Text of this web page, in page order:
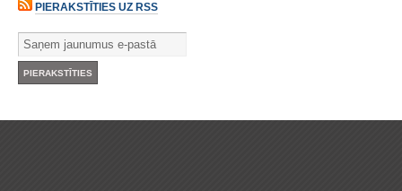
PIERAKSTĪTIES UZ RSS